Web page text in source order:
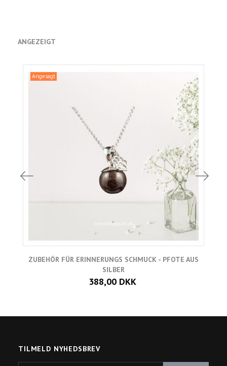
ANGEZEIGT
Angesagt
ZUBEHÖR FÜR ERINNERUNGS SCHMUCK - PFOTE AUS
SILBER
388,00 DKK
TILMELD NYHEDSBREV